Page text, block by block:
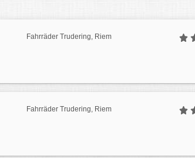
Fahrräder Trudering, Riem
Fahrräder Trudering, Riem